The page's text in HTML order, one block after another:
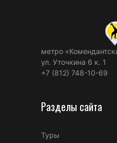
метро
ул. Уточкина 6 к. 1
+7 (812) 748-10-69
Разделы сайта
Туры